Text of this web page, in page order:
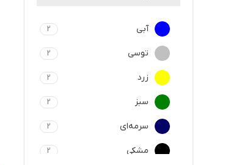
آبی 2
توسی 2
زرد 2
سبز 2
سرمه‌ای 2
مشکی 2